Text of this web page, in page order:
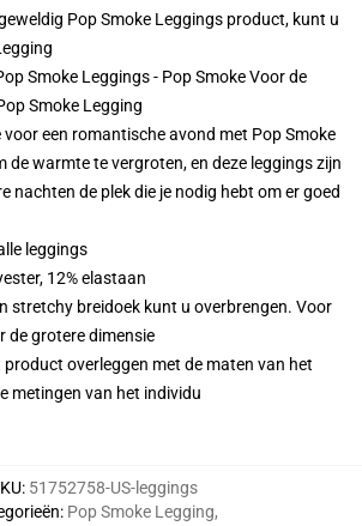
Pop Smoke Leggings product, kunt u
Smoke Leggings - Pop Smoke Voor de
Smoke Legging
een romantische avond met Pop Smoke
de warmte te vergroten, en deze leggings zijn
nachten de plek die je nodig hebt om er goed
leggings
12% elastaan
stretchy breidoek kunt u overbrengen. Voor
de grotere dimensie
overleggen met de maten van het
metingen van het individu
: 51752758-US-leggings
: Pop Smoke Legging,